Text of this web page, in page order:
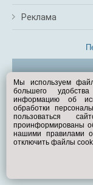
Реклама
Мы используем
большего
информацию об
обработки
пользоваться
проинформированы
нашими правилами
отключить файлы